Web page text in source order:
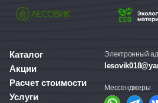
Каталог
Акции
Расчет стоимости
Услуги
Электронный
Мессенджеры